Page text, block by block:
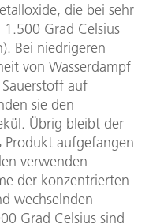
die bei sehr
Grad Celsius
Bei niedrigeren
von Wasserdampf
auf
sie den
Übrig bleibt der
Produkt aufgefangen
verwenden
der konzentrierten
wechselnden
Grad Celsius sind